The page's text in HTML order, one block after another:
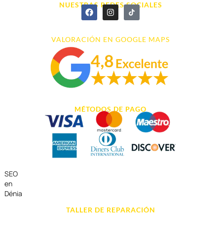
NUESTRAS REDES SOCIALES
VALORACIÓN EN GOOGLE MAPS
MÉTODOS DE PAGO
SEO
en
Dénia
TALLER DE REPARACIÓN